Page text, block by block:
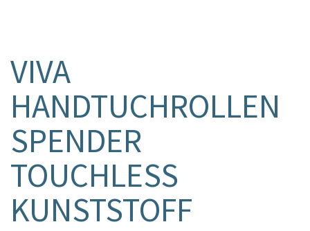
VIVA
HANDTUCHROLLEN
SPENDER
TOUCHLESS
KUNSTSTOFF